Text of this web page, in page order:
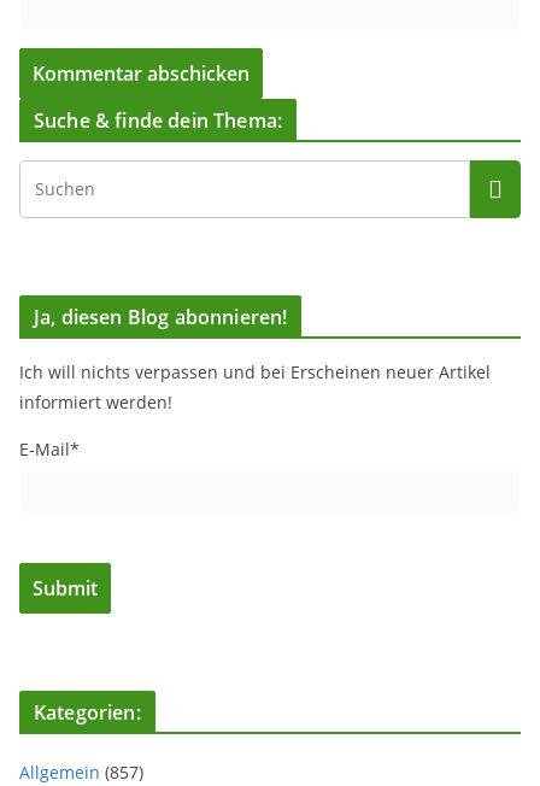
Suche & finde dein Thema:
Ja, diesen Blog abonnieren!
Ich will nichts verpassen und bei Erscheinen neuer Artikel
informiert werden!
E-Mail*
Kategorien:
Allgemein (857)